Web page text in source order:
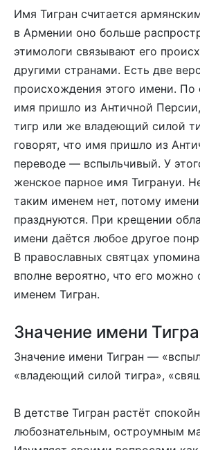
Имя Тигран считается
в Армении оно больше
этимологи связывают его
другими странами. Есть две
происхождения этого имени. По
имя пришло из Античной
тигр или же владеющий силой
говорят, что имя пришло из
переводе — вспыльчивый. У
женское парное имя Тигрануи.
таким именем нет, потому
празднуются. При крещении
имени даётся любое другое
В православных святцах
вполне вероятно, что его можно
именем Тигран.
Значение имени
Значение имени Тигран —
«владеющий силой тигра»,
В детстве Тигран растёт
любознательным, остроумным